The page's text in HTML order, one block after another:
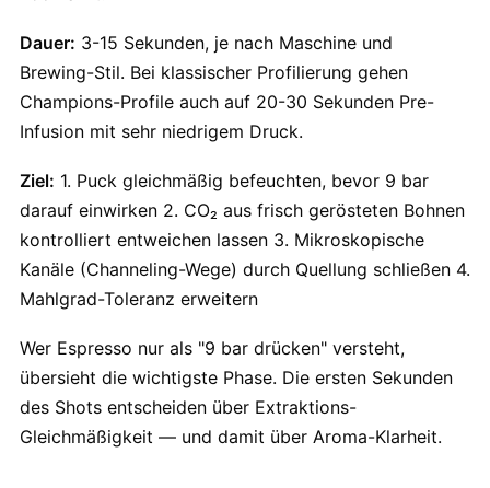
Dauer: 3-15 Sekunden, je nach Maschine und
Brewing-Stil. Bei klassischer Profilierung gehen
Champions-Profile auch auf 20-30 Sekunden Pre-
Infusion mit sehr niedrigem Druck.
Ziel: 1. Puck gleichmäßig befeuchten, bevor 9 bar
darauf einwirken 2. CO₂ aus frisch gerösteten Bohnen
kontrolliert entweichen lassen 3. Mikroskopische
Kanäle (Channeling-Wege) durch Quellung schließen 4.
Mahlgrad-Toleranz erweitern
Wer Espresso nur als "9 bar drücken" versteht,
übersieht die wichtigste Phase. Die ersten Sekunden
des Shots entscheiden über Extraktions-
Gleichmäßigkeit — und damit über Aroma-Klarheit.